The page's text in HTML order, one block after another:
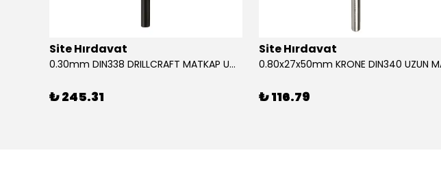
Site Hırdavat
0.30mm DIN338 DRILLCRAFT MATKAP UCU HSS 10 Adet
₺ 245.31
Site Hırdavat
₺ 116.79